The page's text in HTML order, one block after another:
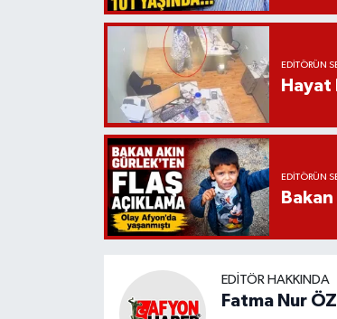
EDITÖRÜN
EDITÖRÜN
EDITÖR HAKKINDA
Fatma Nur